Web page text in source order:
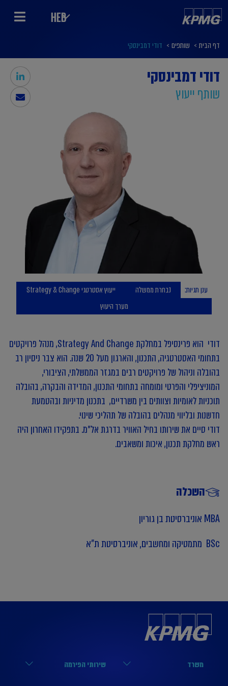
HEB
דף הבית > שותפים > דודי דמבינסקי
דודי דמבינסקי
שותף ייעוץ
ענן תגיות: נבחרת ממשלה
ייעוץ אסטרטגי Strategy & Change
מערך היעוץ
דודי הוא פרינסיפל במחלקת Strategy And Change, מנהל פרויקטים
בתחומי האסטרטגיה, התכנון, והארגון מעל 20 שנה. הוא צבר ניסיון רב
בהובלה וניהול של פרויקטים רבים במגזר הממשלתי, הציבורי,
המוניציפלי והפרטי ומומחה בתחומי התכנון, המדידה והבקרה, בהובלה
תוכניות לאומיות וצוותים בין משרדיים, בתכנון מדיניות ובהטמעת
חדשנות ובליווי מנהלים בהובלה של תהליכי שינוי.
דודי סיים את שירותו בחיל האוויר בדרגת אל"מ. בתפקידו האחרון היה
ראש מחלקת תכנון, איכות ומשאבים.
השכלה
MBA אוניברסיטת בן גוריון
BSc מתמטיקה ומחשבים, אוניברסיטת ת"א
משרד
שירותי הפירמה